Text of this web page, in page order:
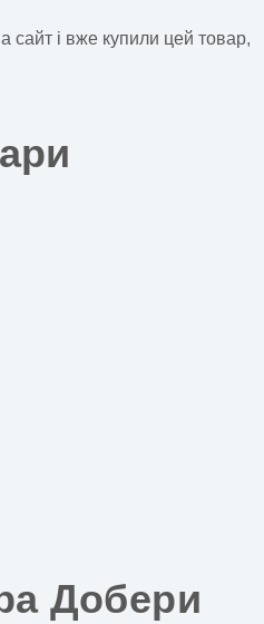
сайт і вже купили цей товар,
Добери